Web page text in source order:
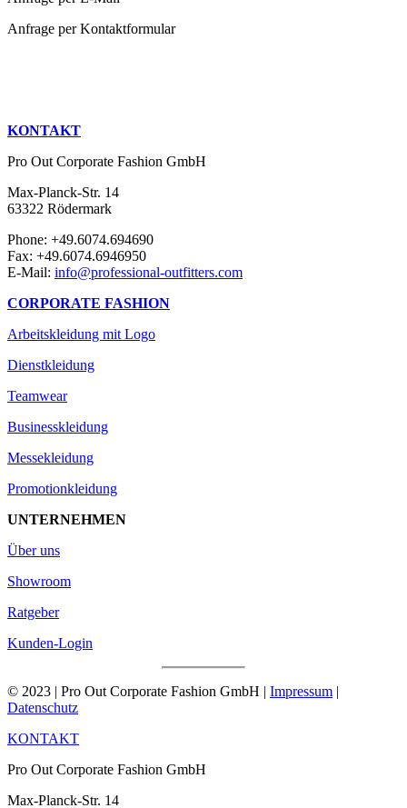
Anfrage per Kontaktformular
KONTAKT
Pro Out Corporate Fashion GmbH
Max-Planck-Str. 14
63322 Rödermark
Phone: +49.6074.694690
Fax: +49.6074.6946950
E-Mail: info@professional-outfitters.com
CORPORATE FASHION
Arbeitskleidung mit Logo
Dienstkleidung
Teamwear
Businesskleidung
Messekleidung
Promotionkleidung
UNTERNEHMEN
Über uns
Showroom
Ratgeber
Kunden-Login
© 2023 | Pro Out Corporate Fashion GmbH | Impressum |
Datenschutz
KONTAKT
Pro Out Corporate Fashion GmbH
Max-Planck-Str. 14